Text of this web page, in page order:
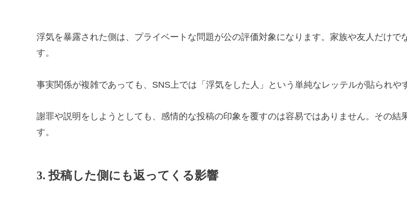
浮気を暴露された側は、プライベートな問題が公の評価対象になります。家族や友人だけで
す。
事実関係が複雑であっても、SNS上では「浮気をした人」という単純なレッテルが貼られや
謝罪や説明をしようとしても、感情的な投稿の印象を覆すのは容易ではありません。その結
す。
3. 投稿した側にも返ってくる影響